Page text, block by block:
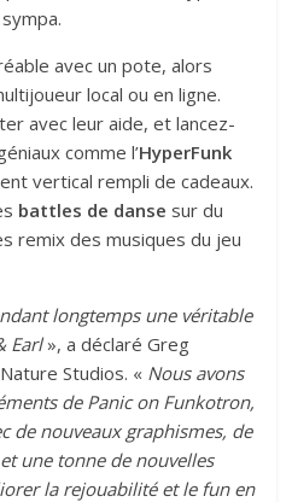
avec un pote, alors
local ou en ligne.
avec leur aide, et lancez-
comme l’HyperFunk
vertical rempli de cadeaux.
battles de danse sur du
remix des musiques du jeu
longtemps une véritable
Earl», a déclaré Greg
Studios. « Nous avons
de Panic on Funkotron,
de nouveaux graphismes, de
une tonne de nouvelles
la rejouabilité et le fun en